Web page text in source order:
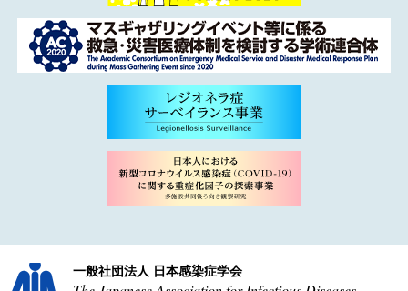
一般社団法人 日本感染症学会